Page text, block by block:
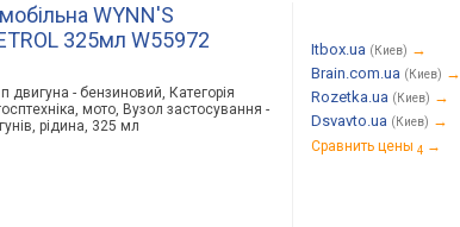
WYNN'S
325мл W55972
двигуна - бензиновий, Категорія
мото, Вузол застосування -
рідина, 325 мл
Itbox.ua (Киев) →
Brain.com.ua (Киев) →
Rozetka.ua (Киев) →
Dsvavto.ua (Киев) →
Сравнить цены 4 →